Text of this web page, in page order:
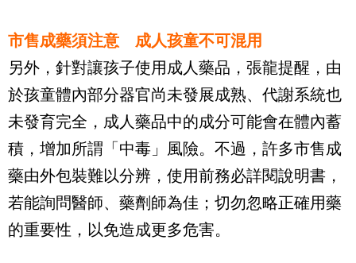
市售成藥須注意 成人孩童不可混用
另外，針對讓孩子使用成人藥品，張龍提醒，由
於孩童體內部分器官尚未發展成熟、代謝系統也
未發育完全，成人藥品中的成分可能會在體內蓄
積，增加所謂「中毒」風險。不過，許多市售成
藥由外包裝難以分辨，使用前務必詳閱說明書，
若能詢問醫師、藥劑師為佳；切勿忽略正確用藥
的重要性，以免造成更多危害。